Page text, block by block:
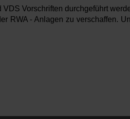
Vorschriften durchgeführt
RWA - Anlagen zu verschaffen.